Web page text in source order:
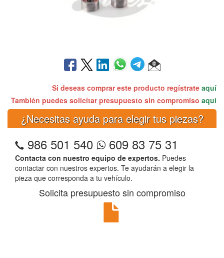
Si deseas comprar este producto regístrate aquí
También puedes solicitar presupuesto sin compromiso aquí
¿Necesitas ayuda para elegir tus piezas?
986 501 540 609 83 75 31
Contacta con nuestro equipo de expertos. Puedes
contactar con nuestros expertos. Te ayudarán a elegir la
pieza que corresponda a tu vehículo.
Solicita presupuesto sin compromiso